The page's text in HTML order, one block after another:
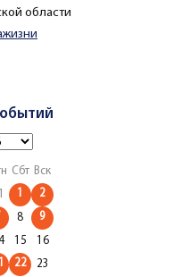
области
Сбт Вск
1 2
8 9
15
16
22
23